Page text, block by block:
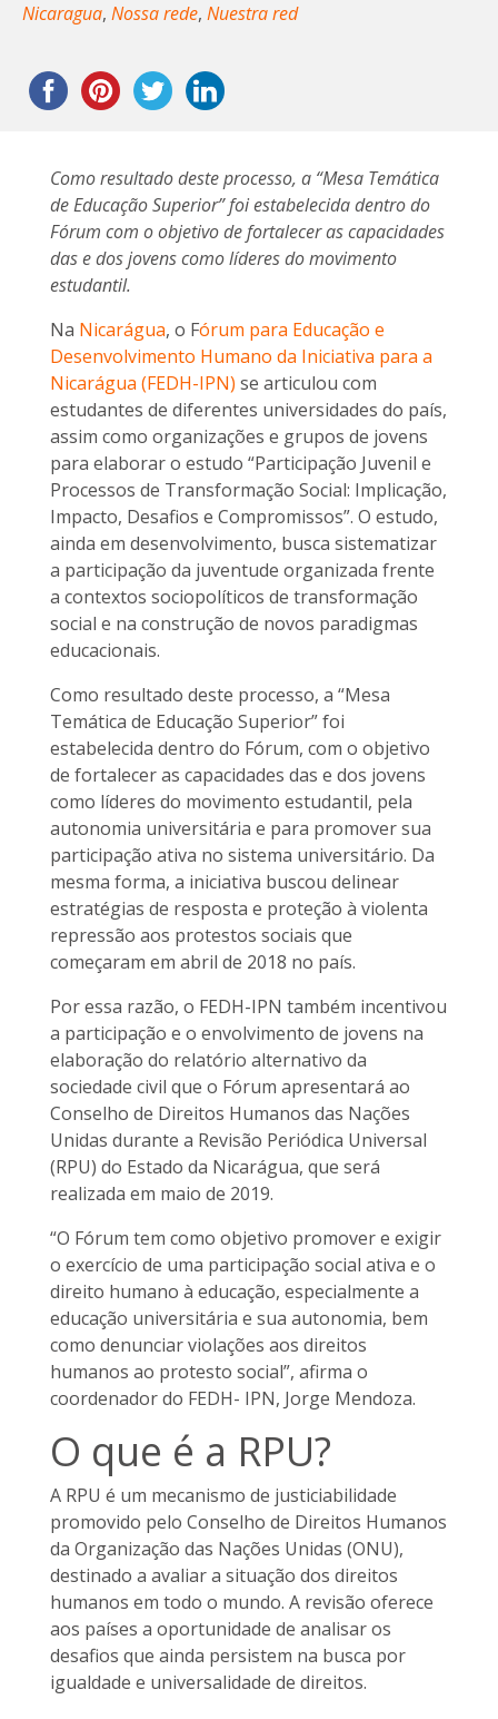
Nicaragua, Nossa rede, Nuestra red
Como resultado deste processo, a “Mesa Temática
de Educação Superior” foi estabelecida dentro do
Fórum com o objetivo de fortalecer as capacidades
das e dos jovens como líderes do movimento
estudantil.
Na Nicarágua, o Fórum para Educação e
Desenvolvimento Humano da Iniciativa para a
Nicarágua (FEDH-IPN) se articulou com
estudantes de diferentes universidades do país,
assim como organizações e grupos de jovens
para elaborar o estudo “Participação Juvenil e
Processos de Transformação Social: Implicação,
Impacto, Desafios e Compromissos”. O estudo,
ainda em desenvolvimento, busca sistematizar
a participação da juventude organizada frente
a contextos sociopolíticos de transformação
social e na construção de novos paradigmas
educacionais.
Como resultado deste processo, a “Mesa
Temática de Educação Superior” foi
estabelecida dentro do Fórum, com o objetivo
de fortalecer as capacidades das e dos jovens
como líderes do movimento estudantil, pela
autonomia universitária e para promover sua
participação ativa no sistema universitário. Da
mesma forma, a iniciativa buscou delinear
estratégias de resposta e proteção à violenta
repressão aos protestos sociais que
começaram em abril de 2018 no país.
Por essa razão, o FEDH-IPN também incentivou
a participação e o envolvimento de jovens na
elaboração do relatório alternativo da
sociedade civil que o Fórum apresentará ao
Conselho de Direitos Humanos das Nações
Unidas durante a Revisão Periódica Universal
(RPU) do Estado da Nicarágua, que será
realizada em maio de 2019.
“O Fórum tem como objetivo promover e exigir
o exercício de uma participação social ativa e o
direito humano à educação, especialmente a
educação universitária e sua autonomia, bem
como denunciar violações aos direitos
humanos ao protesto social”, afirma o
coordenador do FEDH- IPN, Jorge Mendoza.
O que é a RPU?
A RPU é um mecanismo de justiciabilidade
promovido pelo Conselho de Direitos Humanos
da Organização das Nações Unidas (ONU),
destinado a avaliar a situação dos direitos
humanos em todo o mundo. A revisão oferece
aos países a oportunidade de analisar os
desafios que ainda persistem na busca por
igualdade e universalidade de direitos.